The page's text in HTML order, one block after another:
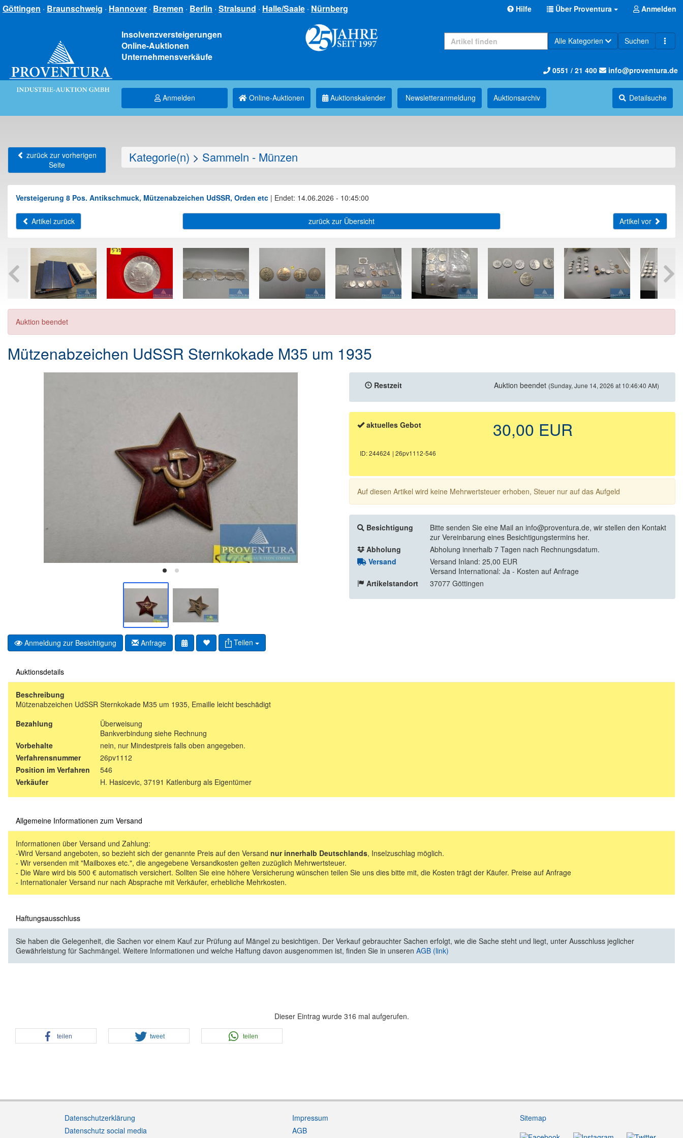
Göttingen · Braunschweig · Hannover · Bremen · Berlin · Stralsund · Halle/Saale · Nürnberg Hilfe Über Proventura Anmelden
Insolvenzversteigerungen
Online-Auktionen
Unternehmensverkäufe
Alle Kategorien Suchen
0551 / 21 400 info@proventura.de
Anmelden Online-Auktionen Auktionskalender Newsletter­anmeldung Auktions­archiv Detailsuche
zurück zur vorherigen
Seite
Kategorie(n) > Sammeln - Münzen
Versteigerung 8 Pos. Antikschmuck, Mützenabzeichen UdSSR, Orden etc | Endet: 14.06.2026 - 10:45:00
Artikel zurück zurück zur Übersicht Artikel vor
Auktion beendet
Mützenabzeichen UdSSR Sternkokade M35 um 1935
Anmeldung zur Besichtigung Anfrage Teilen
Restzeit Auktion beendet (Sunday, June 14, 2026 at 10:46:40 AM)
aktuelles Gebot 30,00 EUR
ID: 244624 | 26pv1112-546
Auf diesen Artikel wird keine Mehrwertsteuer erhoben, Steuer nur auf das Aufgeld
Besichtigung
Bitte senden Sie eine Mail an info@proventura.de, wir stellen den Kontakt
zur Vereinbarung eines Besichtigungstermins her.
Abholung
Abholung innerhalb 7 Tagen nach Rechnungsdatum.
Versand
Versand Inland: 25,00 EUR
Versand International: Ja - Kosten auf Anfrage
Artikelstandort
37077 Göttingen
Auktionsdetails
Beschreibung
Mützenabzeichen UdSSR Sternkokade M35 um 1935, Emaille leicht beschädigt
Bezahlung
Überweisung
Bankverbindung siehe Rechnung
Vorbehalte
nein, nur Mindestpreis falls oben angegeben.
Verfahrensnummer
26pv1112
Position im Verfahren
546
Verkäufer
H. Hasicevic, 37191 Katlenburg als Eigentümer
Allgemeine Informationen zum Versand
Informationen über Versand und Zahlung:
-Wird Versand angeboten, so bezieht sich der genannte Preis auf den Versand nur innerhalb Deutschlands, Inselzuschlag möglich.
- Wir versenden mit "Mailboxes etc.", die angegebene Versandkosten gelten zuzüglich Mehrwertsteuer.
- Die Ware wird bis 500 € automatisch versichert. Sollten Sie eine höhere Versicherung wünschen teilen Sie uns dies bitte mit, die Kosten trägt der Käufer. Preise auf Anfrage
- Internationaler Versand nur nach Absprache mit Verkäufer, erhebliche Mehrkosten.
Haftungsausschluss
Sie haben die Gelegenheit, die Sachen vor einem Kauf zur Prüfung auf Mängel zu besichtigen. Der Verkauf gebrauchter Sachen erfolgt, wie die Sache steht und liegt, unter Ausschluss jeglicher
Gewährleistung für Sachmängel. Weitere Informationen und welche Haftung davon ausgenommen ist, finden Sie in unseren AGB (link)
Dieser Eintrag wurde 316 mal aufgerufen.
teilen tweet teilen
Datenschutzerklärung
Datenschutz social media
Impressum
AGB
Sitemap